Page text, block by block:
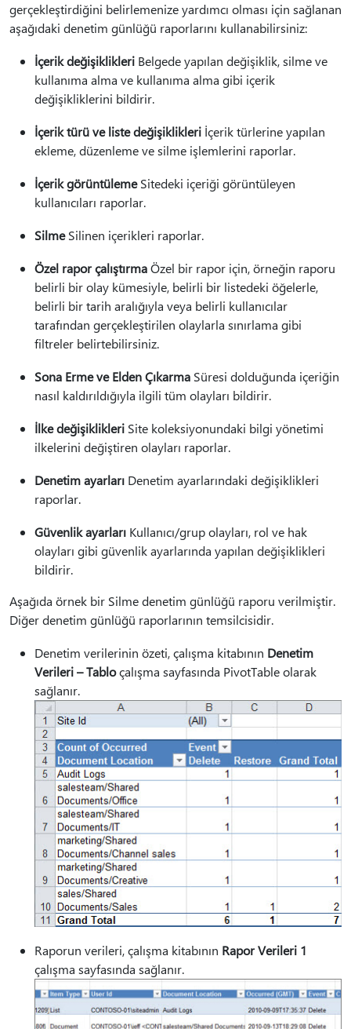
gerçekleştirdiğini belirlemenize yardımcı olması için sağlanan
aşağıdaki denetim günlüğü raporlarını kullanabilirsiniz:
İçerik değişiklikleri Belgede yapılan değişiklik, silme ve
kullanıma alma ve kullanıma alma gibi içerik
değişikliklerini bildirir.
İçerik türü ve liste değişiklikleri İçerik türlerine yapılan
ekleme, düzenleme ve silme işlemlerini raporlar.
İçerik görüntülemeSitedeki içeriği görüntüleyen
kullanıcıları raporlar.
SilmeSilinen içerikleri raporlar.
Özel rapor çalıştırmaÖzel bir rapor için, örneğin raporu
belirli bir olay kümesiyle, belirli bir listedeki öğelerle,
belirli bir tarih aralığıyla veya belirli kullanıcılar
tarafından gerçekleştirilen olaylarla sınırlama gibi
filtreler belirtebilirsiniz.
Sona Erme ve Elden Çıkarma Süresi dolduğunda içeriğin
nasıl kaldırıldığıyla ilgili tüm olayları bildirir.
İlke değişiklikleri Site koleksiyonundaki bilgi yönetimi
ilkelerini değiştiren olayları raporlar.
Denetim ayarları Denetim ayarlarındaki değişiklikleri
raporlar.
Güvenlik ayarları Kullanıcı/grup olayları, rol ve hak
olayları gibi güvenlik ayarlarında yapılan değişiklikleri
bildirir.
Aşağıda örnek bir Silme denetim günlüğü raporu verilmiştir.
Diğer denetim günlüğü raporlarının temsilcisidir.
Denetim verilerinin özeti, çalışma kitabının Denetim
Verileri – Tabloçalışma sayfasında PivotTable olarak
sağlanır.
Raporun verileri, çalışma kitabının Rapor Verileri 1
çalışma sayfasında sağlanır.